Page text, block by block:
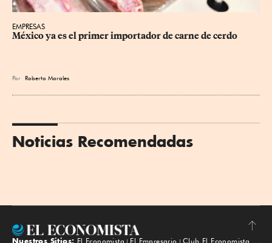
EMPRESAS
México ya es el primer importador de carne de cerdo
Por Roberto Morales
Noticias Recomendadas
Nuestros Sitios: El Economista El Empresario
Club El Economista